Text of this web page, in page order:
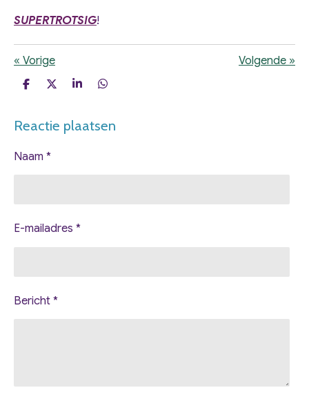
SUPERTROTSIG!
« Vorige Volgende »
D
e
n
D
l
S
r
e
D
e
n
Reactie plaatsen
Naam *
E-mailadres *
Bericht *